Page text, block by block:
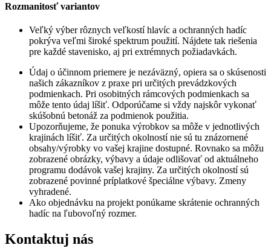
Rozmanitosť variantov
Veľký výber rôznych veľkostí hlavíc a ochranných hadíc
pokrýva veľmi široké spektrum použití. Nájdete tak riešenia
pre každé stavenisko, aj pri extrémnych požiadavkách.
Údaj o účinnom priemere je nezáväzný, opiera sa o skúsenosti
našich zákazníkov z praxe pri určitých prevádzkových
podmienkach. Pri osobitných rámcových podmienkach sa
môže tento údaj líšiť. Odporúčame si vždy najskôr vykonať
skúšobnú betonáž za podmienok použitia.
Upozorňujeme, že ponuka výrobkov sa môže v jednotlivých
krajinách líšiť. Za určitých okolností nie sú tu znázornené
obsahy/výrobky vo vašej krajine dostupné. Rovnako sa môžu
zobrazené obrázky, výbavy a údaje odlišovať od aktuálneho
programu dodávok vašej krajiny. Za určitých okolností sú
zobrazené povinné príplatkové špeciálne výbavy. Zmeny
vyhradené.
Ako objednávku na projekt ponúkame skrátenie ochranných
hadíc na ľubovoľný rozmer.
Kontaktuj nás